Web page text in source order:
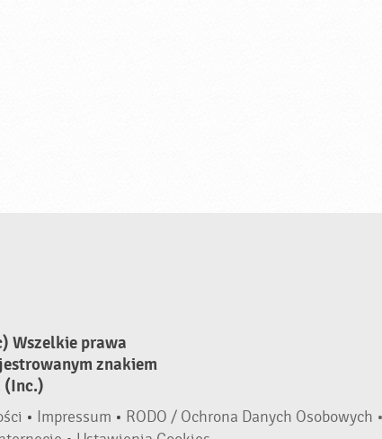
Wszelkie prawa
znakiem
(Inc.)
• Impressum • RODO / Ochrona Danych Osobowych •